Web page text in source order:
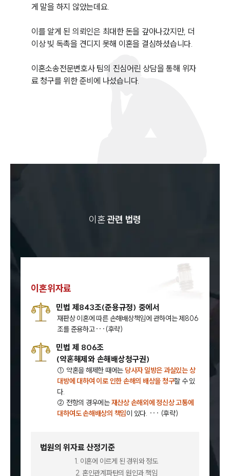
게 말을 하지 않았는데요.
이를 알게 된 의뢰인은 최대한 돈을 갚아나갔지만, 더
이상 빚 독촉을 견디지 못해 이혼을 결심하셨습니다.
이혼소송전문변호사 팀의 진심어린 상담을 통해 위자
료 청구를 위한 준비에 나섰습니다.
이혼관련 법령
이혼위자료
민법 제843조(준용규정) 중에서
재판상 이혼에 따른 손해배상책임에 관하여는 제806
조를 준용하고···(후략)
민법 제 806조
(약혼해제와 손해배상청구권)
① 약혼을 해제한 때에는 당사자 일방은 과실있는 상
대방에 대하여 이로 인한 손해의 배상을 청구할 수 있
다.
② 전항의 경우에는재산상 손해외에 정신상 고통에
대하여도 손해배상의 책임이 있다. ··· (후략)
법원의 위자료 산정기준
1. 이혼에 이르게 된 경위와 정도
2. 혼인관계파탄의 원인과 책임